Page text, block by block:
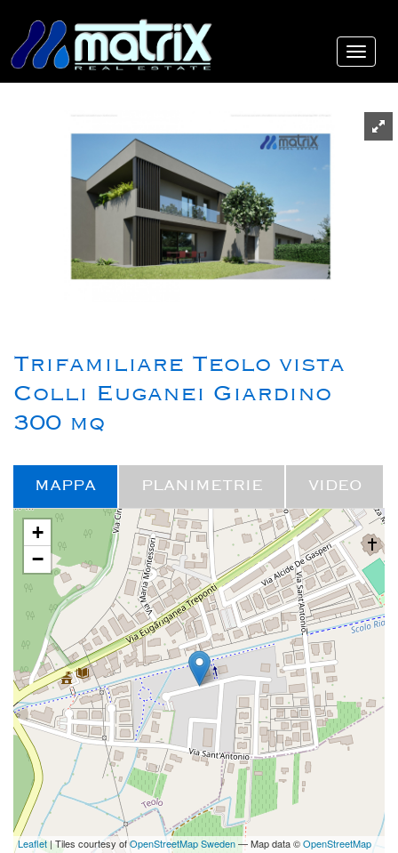
Trifamiliare Teolo vista
Colli Euganei Giardino
300 mq
MAPPA PLANIMETRIE VIDEO
+
−
Leaflet| Tiles courtesy ofOpenStreetMap Sweden— Map data ©OpenStreetMap